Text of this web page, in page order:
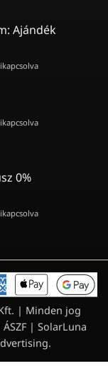
Ajándék
0%
| Minden jog
ÁSZF | SolarLuna
.